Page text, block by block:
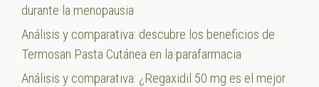
durante la menopausia
Análisis y comparativa: descubre los beneficios de
Termosan Pasta Cutánea en la parafarmacia
Análisis y comparativa: ¿Regaxidil 50 mg es el mejor